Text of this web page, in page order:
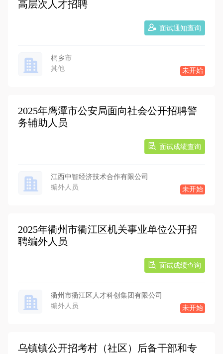
高层次人才招聘
面试通知查询
桐乡市
未开始
其他
2025年鹰潭市公安局面向社会公开招聘警
务辅助人员
面试成绩查询
江西中智经济技术合作有限公司
未开始
编外人员
2025年衢州市衢江区机关事业单位公开招
聘编外人员
面试成绩查询
衢州市衢江区人才科创集团有限公司
未开始
编外人员
乌镇镇公开招考村（社区）后备干部和专